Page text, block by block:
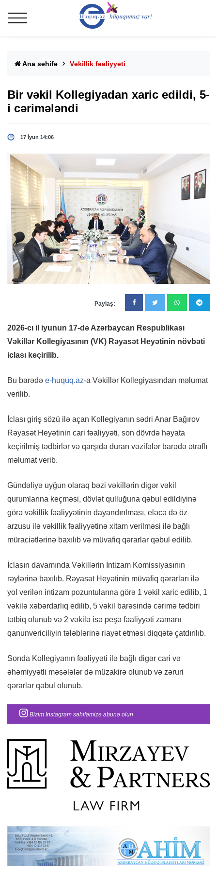
Ana səhifə Vəkillik fəaliyyəti
Bir vəkil Kollegiyadan xaric edildi, 5-
i cərimələndi
17 İyun 14:06
Paylaş:
2026-cı il iyunun 17-də Azərbaycan Respublikası
Vəkillər Kollegiyasının (VK) Rəyasət Heyətinin növbəti
iclası keçirilib.
Bu barədə e-huquq.az-a Vəkillər Kollegiyasından məlumat
verilib.
İclası giriş sözü ilə açan Kollegiyanın sədri Anar Bağırov
Rəyasət Heyətinin cari fəaliyyəti, son dövrdə həyata
keçirilmiş tədbirlər və qarşıda duran vəzifələr barədə ətraflı
məlumat verib.
Gündəliyə uyğun olaraq bəzi vəkillərin digər vəkil
qurumlarına keçməsi, dövlət qulluğuna qəbul edildiyinə
görə vəkillik fəaliyyətinin dayandırılması, eləcə də öz
arzusu ilə vəkillik fəaliyyətinə xitam verilməsi ilə bağlı
müraciətlərinə baxılıb və müvafiq qərarlar qəbul edilib.
İclasın davamında Vəkillərin İntizam Komissiyasının
rəylərinə baxılıb. Rəyasət Heyətinin müvafiq qərarları ilə
yol verilən intizam pozuntularına görə 1 vəkil xaric edilib, 1
vəkilə xəbərdarlıq edilib, 5 vəkil barəsində cərimə tədbiri
tətbiq olunub və 2 vəkilə isə peşə fəaliyyəti zamanı
qanunvericiliyin tələblərinə riayət etməsi diqqətə çatdırılıb.
Sonda Kollegiyanın fəaliyyəti ilə bağlı digər cari və
əhəmiyyətli məsələlər də müzakirə olunub və zəruri
qərarlar qəbul olunub.
Bizim Instagram səhifəmizə abunə olun